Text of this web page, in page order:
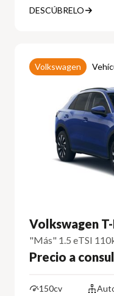
DESCÚBRELO
Volkswagen
Volkswagen
"Más" 1.5 eTSI
Precio a
150cv